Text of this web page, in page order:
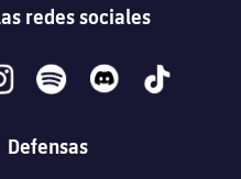
redes sociales
spotify discord tiktok
Defensas